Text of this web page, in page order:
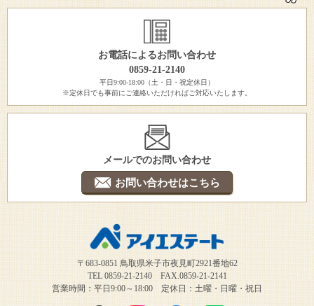
お電話によるお問い合わせ
0859-21-2140
平日9:00-18:00（土・日・祝定休日）
※定休日でも事前にご連絡いただければご対応いたします。
メールでのお問い合わせ
お問い合わせはこちら
〒683-0851 鳥取県米子市夜見町2921番地62
TEL 0859-21-2140 FAX.0859-21-2141
営業時間：平日9:00～18:00 定休日：土曜・日曜・祝日